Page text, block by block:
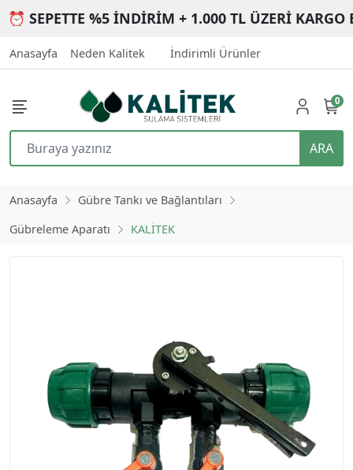
⏰ SEPETTE %5 İNDİRİM + 1.000 TL ÜZERİ KARGO
Anasayfa Neden Kalitek İndirimli Ürünler
ARA
0
Anasayfa
Gübre Tankı ve Bağlantıları
Gübreleme Aparatı
KALİTEK